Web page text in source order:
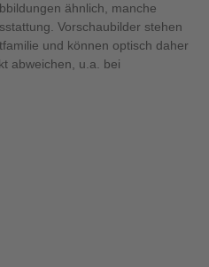
ähnlich, manche
Vorschaubilder stehen
und können optisch daher
abweichen, u.a. bei